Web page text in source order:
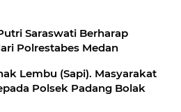
Saraswati Berharap
Polrestabes Medan
Lembu (Sapi). Masyarakat
Polsek Padang Bolak